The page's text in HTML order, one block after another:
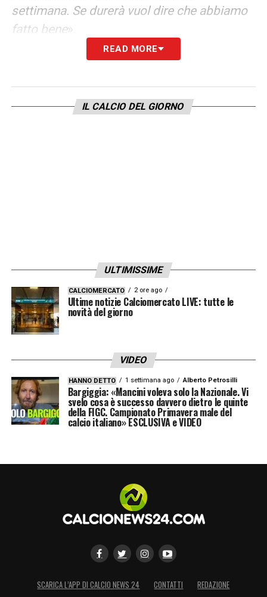
settimana. Se durerà vuol dire che abbiamo
fatto bene».
READ MORE
IL CALCIO DEL GIORNO
ULTIMISSIME
CALCIOMERCATO 2 ore ago
Ultime notizie Calciomercato LIVE: tutte le
novità del giorno
VIDEO
HANNO DETTO 1 settimana ago Alberto Petrosilli
Bargiggia: «Mancini voleva solo la Nazionale. Vi
svelo cosa è successo davvero dietro le quinte
della FIGC. Campionato Primavera male del
calcio italiano» ESCLUSIVA e VIDEO
SCARICA L’APP DI CALCIO NEWS 24 CONTATTI
REDAZIONE